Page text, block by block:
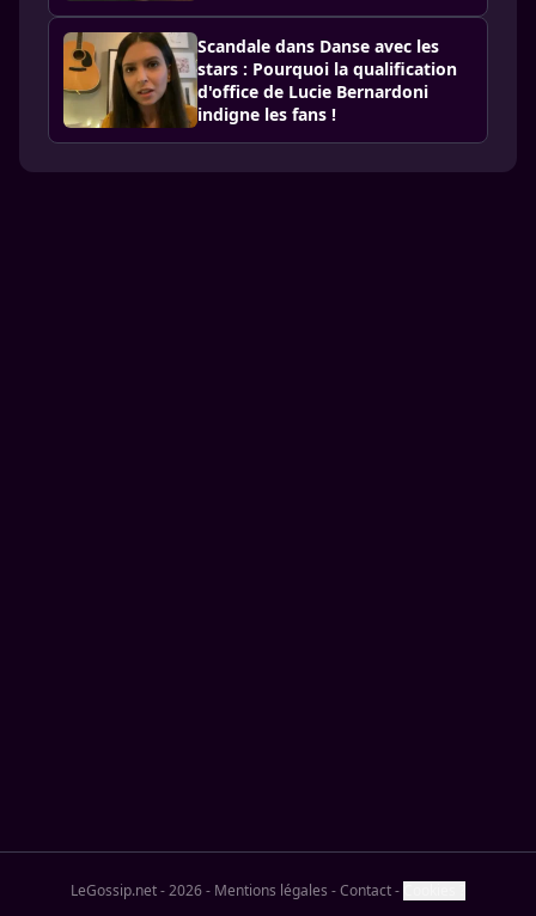
Scandale dans Danse avec les
stars : Pourquoi la qualification
d'office de Lucie Bernardoni
indigne les fans !
LeGossip.net - 2026- Mentions légales -Contact-